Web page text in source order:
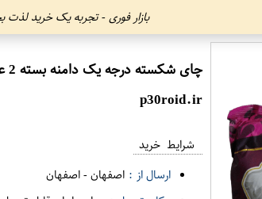
بازار فوری - تجربه یک خرید
چای شکسته درجه یک دامنه بسته 2 عددی
p30roid.ir
شرایط خرید
ارسال از : اصفهان-اصفهان